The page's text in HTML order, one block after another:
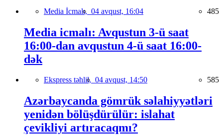
Media İcmalı, 04 avqust, 16:04 485
Media icmalı: Avqustun 3-ü saat
16:00-dan avqustun 4-ü saat 16:00-
dək
Ekspress təhlil, 04 avqust, 14:50 585
Azərbaycanda gömrük səlahiyyətləri
yenidən bölüşdürülür: islahat
çevikliyi artıracaqmı?